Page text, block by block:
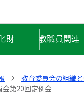
財 教職員関連
教育委員会の組織
会第20回定例会